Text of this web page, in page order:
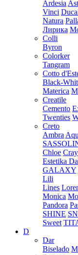
Ardesia
Vinci
Natura
Лирика
Colli
Byron
Colorker
Tangram
Cotto
Black-
Materica
Creatile
Cemento
Twenties
Creto
Ambra
Chloe Cray
Estetika
GALAXY
Lili
Lines
Monica
Pandora
SHINE
Sweet
D
Dar
Biselado